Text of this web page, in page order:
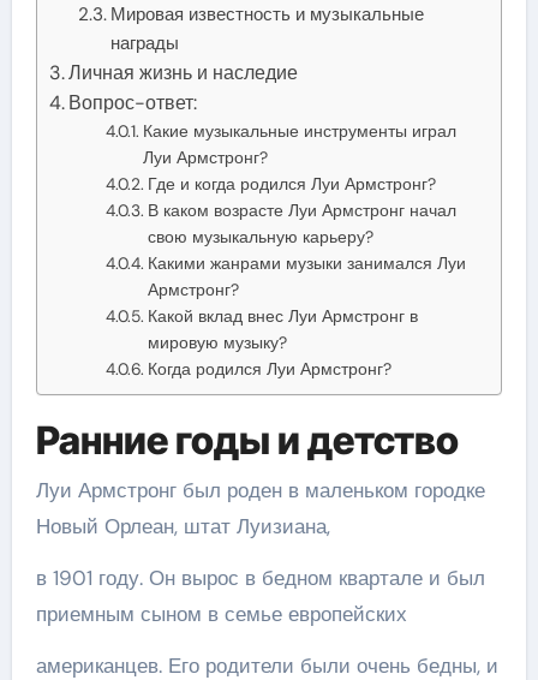
Мировая известность и музыкальные
награды
Личная жизнь и наследие
Вопрос-ответ:
Какие музыкальные инструменты играл
Луи Армстронг?
Где и когда родился Луи Армстронг?
В каком возрасте Луи Армстронг начал
свою музыкальную карьеру?
Какими жанрами музыки занимался Луи
Армстронг?
Какой вклад внес Луи Армстронг в
мировую музыку?
Когда родился Луи Армстронг?
Ранние годы и детство
Луи Армстронг был роден в маленьком городке
Новый Орлеан, штат Луизиана,
в 1901 году. Он вырос в бедном квартале и был
приемным сыном в семье европейских
американцев. Его родители были очень бедны, и